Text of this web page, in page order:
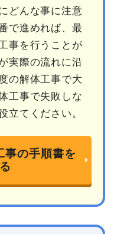
どんな事に注意
で進めれば、最
事を行うことが
実際の流れに沿
の解体工事で大
工事で失敗しな
立てください。
事の手順書を